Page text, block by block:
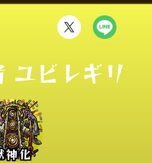
ユビレギリ
神化